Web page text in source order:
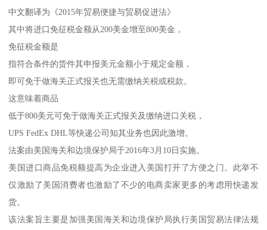
中文翻译为《2015年贸易便捷与贸易促进法》
其中将进口免征税金额从200美金增至800美金，
免征税金额是
指符合条件的货件其申报美元金额小于规定金额，
即可免于做海关正式报关也无需缴纳关税或税款。
这意味着商品
低于800美元可免于做海关正式报关及缴纳进口关税，
UPS FedEx DHL等快递公司知其业务也因此激增。
法案由美国海关和边境保护局于2016年3月10日实施。
美国进口商品免税额提高为企业进入美国打开了方便之门。此举不
仅激励了美国消费者也激励了不少的电商卖家更多的考虑用快递发
货。
该法案旨主要是加强美国海关和边境保护局执行美国贸易法律法规